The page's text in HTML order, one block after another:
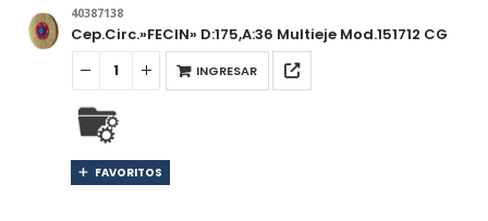
40387138
Cep.Circ.»FECIN» D:175,A:36 Multieje Mod.151712 CG
INGRESAR
FAVORITOS